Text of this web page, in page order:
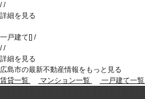
//
詳細を見る
一戸建て [] /
//
詳細を見る
広島市の最新不動産情報をもっと見る
賃貸一覧
マンション一覧 一戸建て一覧